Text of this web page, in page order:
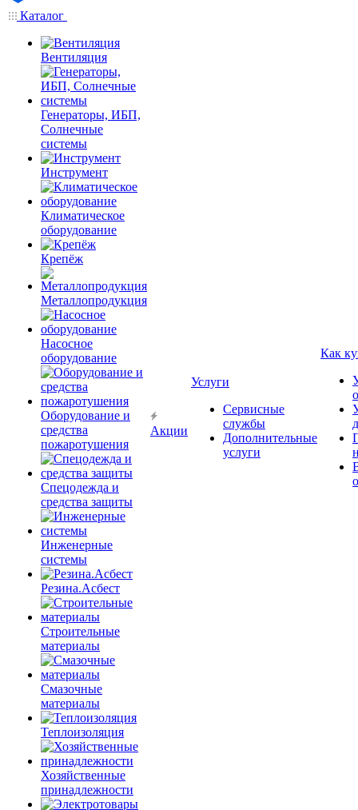
Каталог
Вентиляция
Генераторы, ИБП,
Солнечные
системы
Инструмент
Климатическое
оборудование
Крепёж
Металлопродукция
Насосное
оборудование
Оборудование и
средства
пожаротушения
Спецодежда и
средства защиты
Инженерные
системы
Резина.Асбест
Строительные
материалы
Смазочные
материалы
Теплоизоляция
Хозяйственные
принадлежности
Акции
Услуги
Сервисные
службы
Дополнительные
услуги
Как